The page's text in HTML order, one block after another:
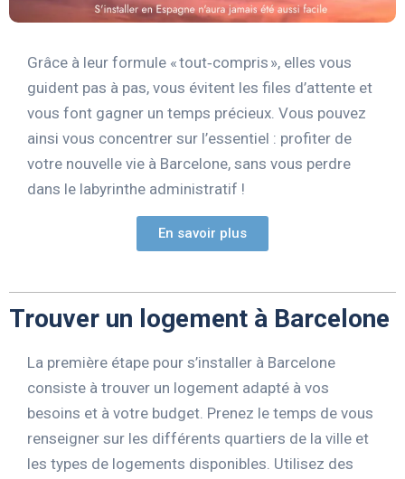
Grâce à leur formule « tout‑compris », elles vous
guident pas à pas, vous évitent les files d’attente et
vous font gagner un temps précieux. Vous pouvez
ainsi vous concentrer sur l’essentiel : profiter de
votre nouvelle vie à Barcelone, sans vous perdre
dans le labyrinthe administratif !
En savoir plus
Trouver un logement à Barcelone
La première étape pour s’installer à Barcelone
consiste à trouver un logement adapté à vos
besoins et à votre budget. Prenez le temps de vous
renseigner sur les différents quartiers de la ville et
les types de logements disponibles. Utilisez des